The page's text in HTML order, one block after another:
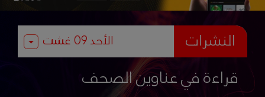
النشرات
قراءة في عناوين الصحف